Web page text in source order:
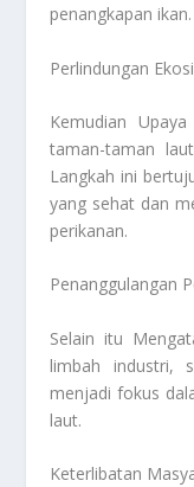
penangkapan ikan.
Perlindungan
Kemudian
taman-taman
Langkah ini
yang sehat dan
perikanan.
Penanggulangan
Selain itu
limbah industri,
menjadi fokus
laut.
Keterlibatan